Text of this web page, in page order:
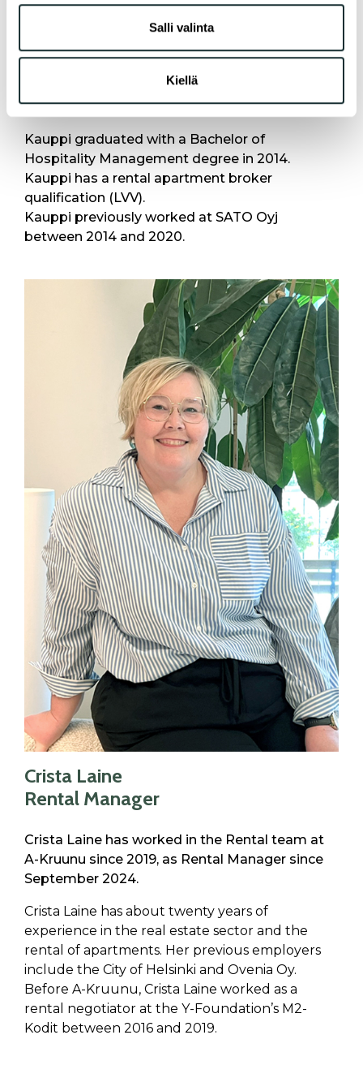
tietoja muihin tietoihin, joita olet antanut heille tai joita on
Salli valinta
Kiellä
Real Estate Service Manager
Mikko Kauppi has been working at A-Kruunu as
Service Manager since 2020 and as Real Estate
Service Manager since 2025.
Kauppi graduated with a Bachelor of
Hospitality Management degree in 2014.
Kauppi has a rental apartment broker
qualification (LVV).
Kauppi previously worked at SATO Oyj
between 2014 and 2020.
Crista Laine
Rental Manager
Crista Laine has worked in the Rental team at
A-Kruunu since 2019, as Rental Manager since
September 2024.
Crista Laine has about twenty years of
experience in the real estate sector and the
rental of apartments. Her previous employers
include the City of Helsinki and Ovenia Oy.
Before A-Kruunu, Crista Laine worked as a
rental negotiator at the Y-Foundation’s M2-
Kodit between 2016 and 2019.